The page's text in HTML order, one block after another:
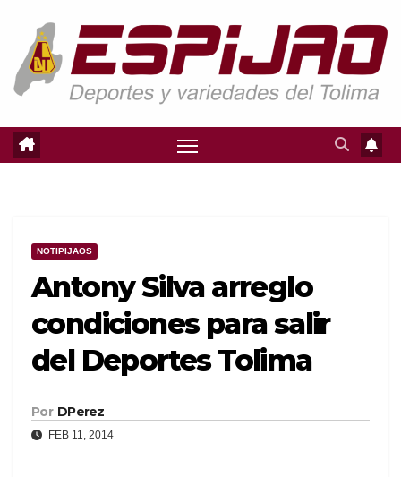
contenido
NOTIPIJAOS
Antony Silva arreglo
condiciones para salir
del Deportes Tolima
Por DPerez
FEB 11, 2014